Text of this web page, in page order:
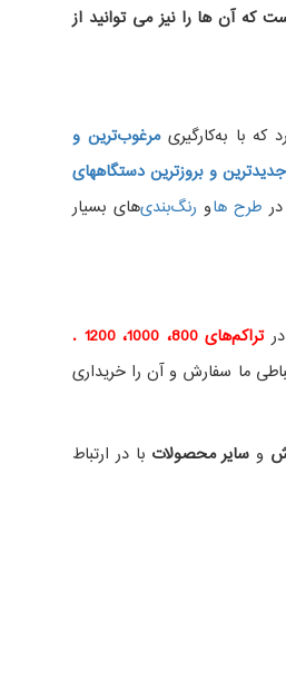
آن ها را نیز می توانید از
که با به‌کارگیریمرغوب‌ترین و
جدیدترین و بروزترین دستگاههای
طرح هاو
های بسیار
تراکم‌های 800، 1000، 1200 .
ما سفارش و آن را خریداری
و سایر محصولات با در ارتباط